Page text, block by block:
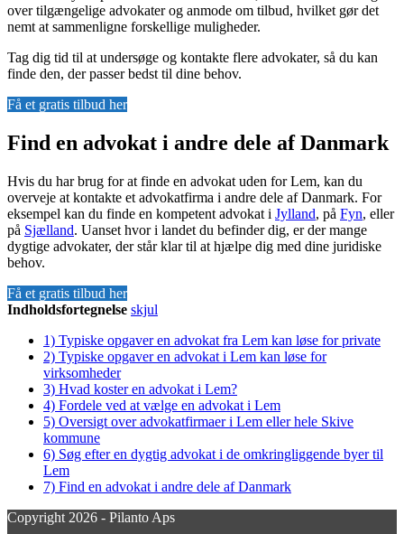
over tilgængelige advokater og anmode om tilbud, hvilket gør det
nemt at sammenligne forskellige muligheder.
Tag dig tid til at undersøge og kontakte flere advokater, så du kan
finde den, der passer bedst til dine behov.
Få et gratis tilbud her
Find en advokat i andre dele af Danmark
Hvis du har brug for at finde en advokat uden for Lem, kan du
overveje at kontakte et advokatfirma i andre dele af Danmark. For
eksempel kan du finde en kompetent advokat i Jylland, på Fyn, eller
på Sjælland. Uanset hvor i landet du befinder dig, er der mange
dygtige advokater, der står klar til at hjælpe dig med dine juridiske
behov.
Få et gratis tilbud her
Indholdsfortegnelse skjul
1) Typiske opgaver en advokat fra Lem kan løse for private
2) Typiske opgaver en advokat i Lem kan løse for
virksomheder
3) Hvad koster en advokat i Lem?
4) Fordele ved at vælge en advokat i Lem
5) Oversigt over advokatfirmaer i Lem eller hele Skive
kommune
6) Søg efter en dygtig advokat i de omkringliggende byer til
Lem
7) Find en advokat i andre dele af Danmark
Copyright 2026 - Pilanto Aps